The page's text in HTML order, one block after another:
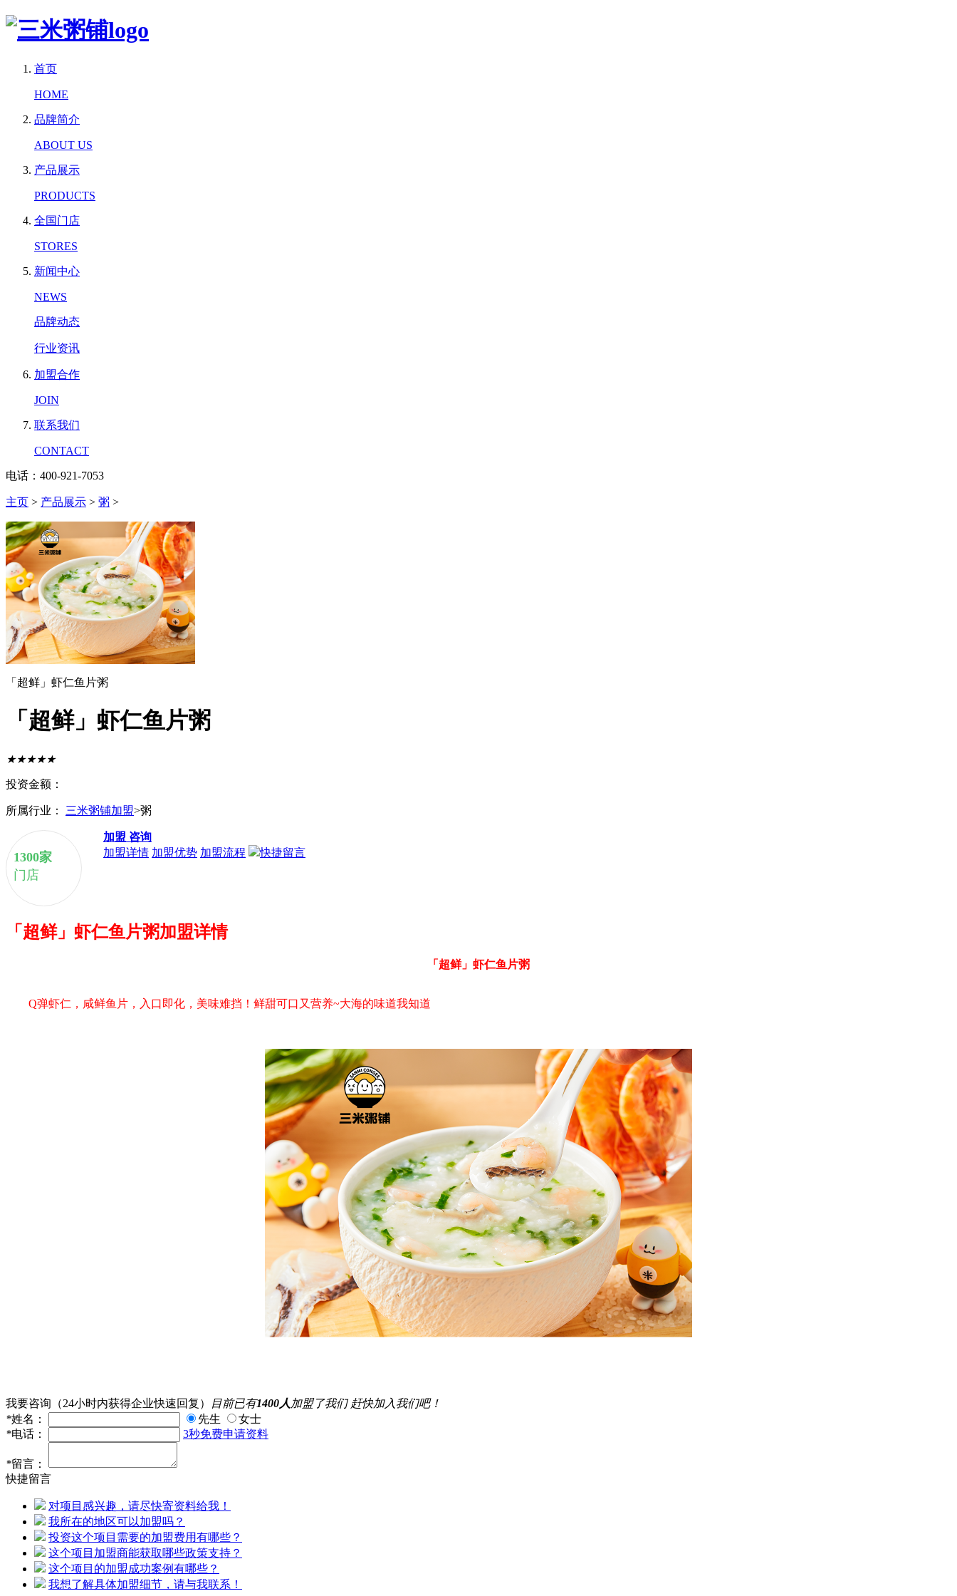
首页
HOME
品牌简介
ABOUT US
产品展示
PRODUCTS
全国门店
STORES
新闻中心
NEWS
品牌动态
行业资讯
加盟合作
JOIN
联系我们
CONTACT
电话：400-921-7053
主页 > 产品展示 > 粥 >
「超鲜」虾仁鱼片粥
「超鲜」虾仁鱼片粥
★★★★★
投资金额：
所属行业： 三米粥铺加盟>粥
1300家
门店
加盟 咨询
加盟详情 加盟优势 加盟流程 快捷留言
「超鲜」虾仁鱼片粥加盟详情
「超鲜」虾仁鱼片粥
Q弹虾仁，咸鲜鱼片，入口即化，美味难挡！鲜甜可口又营养~大海的味道我知道
我要咨询 （24小时内获得企业快速回复） 目前已有1400人 加盟了我们 赶快加入我们吧！
*姓名： 先生
女士
*电话： 3秒免费申请资料
*留言：
快捷留言
对项目感兴趣，请尽快寄资料给我！
我所在的地区可以加盟吗？
投资这个项目需要的加盟费用有哪些？
这个项目加盟商能获取哪些政策支持？
这个项目的加盟成功案例有哪些？
我想了解具体加盟细节，请与我联系！